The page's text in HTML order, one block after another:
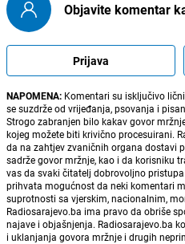
Objavite komentar
Prijava
NAPOMENA: Komentari su isključivo
se suzdrže od vrijeđanja, psovanja i
Strogo zabranjen bilo kakav govor
kojeg možete biti krivično procesuirani.
da na zahtjev zvaničnih organa dostavi
sadrže govor mržnje, kao i da korisniku
vas da svaki čitatelj dobrovoljno
prihvata mogućnost da neki komentari
suprotnosti sa vjerskim, nacionalnim,
Radiosarajevo.ba ima pravo da obriše
najave i objašnjenja. Radiosarajevo.ba
i uklanjanja govora mržnje i drugih